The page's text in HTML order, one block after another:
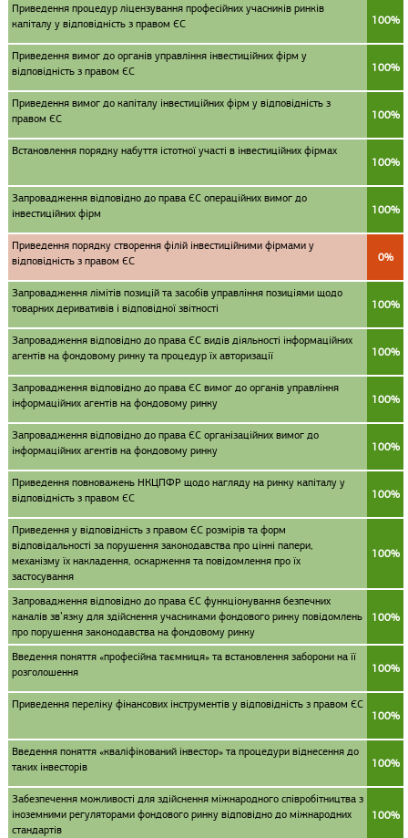
Приведення процедур ліцензування професійних учасників ринків
капіталу у відповідність з правом ЄС
100%
Приведення вимог до органів управління інвестиційних фірм у
відповідність з правом ЄС
100%
Приведення вимог до капіталу інвестиційних фірм у відповідність з
правом ЄС
100%
Встановлення порядку набуття істотної участі в інвестиційних фірмах
100%
Запровадження відповідно до права ЄС операційних вимог до
інвестиційних фірм
100%
Приведення порядку створення філій інвестиційними фірмами у
відповідність з правом ЄС
0%
Запровадження лімітів позицій та засобів управління позиціями щодо
товарних деривативів і відповідної звітності
100%
Запровадження відповідно до права ЄС видів діяльності інформаційних
агентів на фондовому ринку та процедур їх авторизації
100%
Запровадження відповідно до права ЄС вимог до органів управління
інформаційних агентів на фондовому ринку
100%
Запровадження відповідно до права ЄС організаційних вимог до
інформаційних агентів на фондовому ринку
100%
Приведення повноважень НКЦПФР щодо нагляду на ринку капіталу у
відповідність з правом ЄС
100%
Приведення у відповідність з правом ЄС розмірів та форм
відповідальності за порушення законодавства про цінні папери,
механізму їх накладення, оскарження та повідомлення про їх
застосування
100%
Запровадження відповідно до права ЄС функціонування безпечних
каналів зв’язку для здійснення учасниками фондового ринку повідомлень
про порушення законодавства на фондовому ринку
100%
Введення поняття «професійна таємниця» та встановлення заборони на її
розголошення
100%
Приведення переліку фінансових інструментів у відповідність з правом ЄС
100%
Введення поняття «кваліфікований інвестор» та процедури віднесення до
таких інвесторів
100%
Забезпечення можливості для здійснення міжнародного співробітництва з
іноземними регуляторами фондового ринку відповідно до міжнародних
стандартів
100%